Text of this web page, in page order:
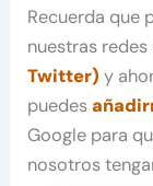
Recuerda que
nuestras
Twitter) y
puedes
Google para
nosotros